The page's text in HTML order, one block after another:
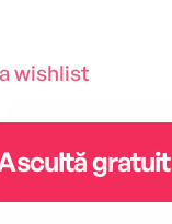
wishlist
gratuit